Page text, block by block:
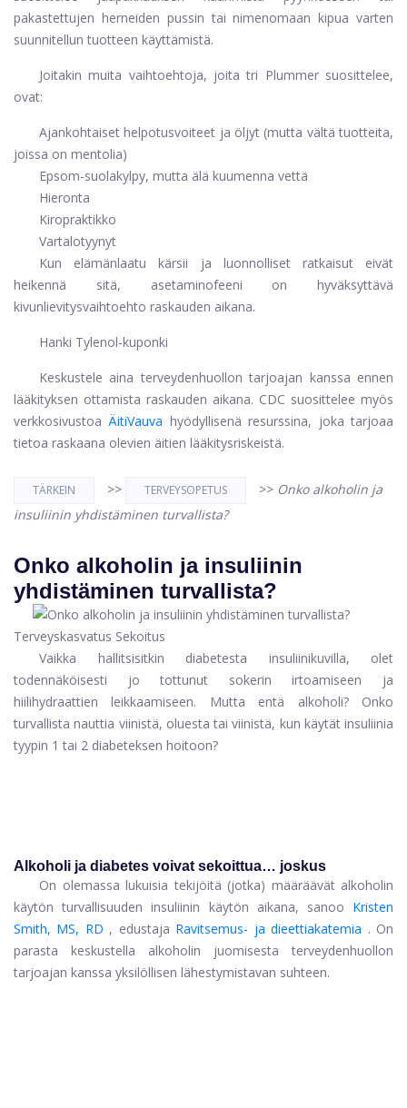
pakastettujen herneiden pussin tai nimenomaan kipua varten
suunnitellun tuotteen käyttämistä.
Joitakin muita vaihtoehtoja, joita tri Plummer suosittelee,
ovat:
Ajankohtaiset helpotusvoiteet ja öljyt (mutta vältä tuotteita,
joissa on mentolia)
Epsom-suolakylpy, mutta älä kuumenna vettä
Hieronta
Kiropraktikko
Vartalotyynyt
Kun elämänlaatu kärsii ja luonnolliset ratkaisut eivät
heikennä sitä, asetaminofeeni on hyväksyttävä
kivunlievitysvaihtoehto raskauden aikana.
Hanki Tylenol-kuponki
Keskustele aina terveydenhuollon tarjoajan kanssa ennen
lääkityksen ottamista raskauden aikana. CDC suosittelee myös
verkkosivustoa ÄitiVauva hyödyllisenä resurssina, joka tarjoaa
tietoa raskaana olevien äitien lääkitysriskeistä.
TÄRKEIN >> TERVEYSOPETUS >> Onko alkoholin ja
insuliinin yhdistäminen turvallista?
Onko alkoholin ja insuliinin
yhdistäminen turvallista?
Terveyskasvatus Sekoitus
Vaikka hallitsisitkin diabetesta insuliinikuvilla, olet
todennäköisesti jo tottunut sokerin irtoamiseen ja
hiilihydraattien leikkaamiseen. Mutta entä alkoholi? Onko
turvallista nauttia viinistä, oluesta tai viinistä, kun käytät insuliinia
tyypin 1 tai 2 diabeteksen hoitoon?
Alkoholi ja diabetes voivat sekoittua… joskus
On olemassa lukuisia tekijöitä (jotka) määräävät alkoholin
käytön turvallisuuden insuliinin käytön aikana, sanoo Kristen
Smith, MS, RD , edustaja Ravitsemus- ja dieettiakatemia . On
parasta keskustella alkoholin juomisesta terveydenhuollon
tarjoajan kanssa yksilöllisen lähestymistavan suhteen.